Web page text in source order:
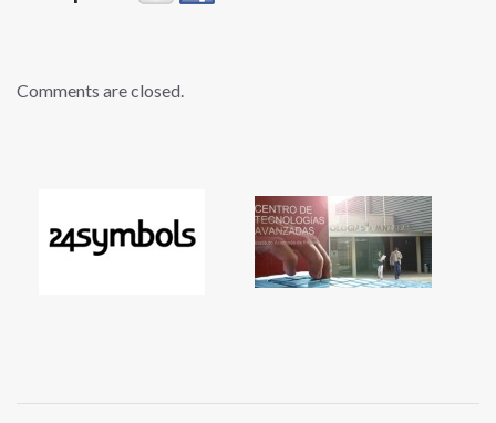
Comments are closed.